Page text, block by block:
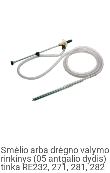
Smėlio arba drėgno valymo
rinkinys (05 antgalio dydis)
tinka RE232, 271, 281, 282